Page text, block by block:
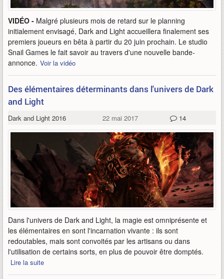
VIDÉO - Malgré plusieurs mois de retard sur le planning
initialement envisagé, Dark and Light accueillera finalement ses
premiers joueurs en bêta à partir du 20 juin prochain. Le studio
Snail Games le fait savoir au travers d'une nouvelle bande-
annonce. Voir la vidéo
Des élémentaires déterminants dans l'univers de Dark
and Light
Dark and Light 2016 22 mai 2017 14
Dans l'univers de Dark and Light, la magie est omniprésente et
les élémentaires en sont l'incarnation vivante : ils sont
redoutables, mais sont convoités par les artisans ou dans
l'utilisation de certains sorts, en plus de pouvoir être domptés.
Lire la suite